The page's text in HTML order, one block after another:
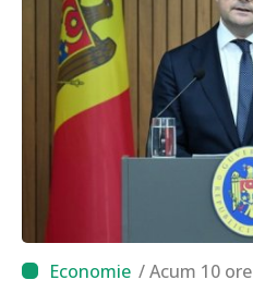
/ Acum 10 ore